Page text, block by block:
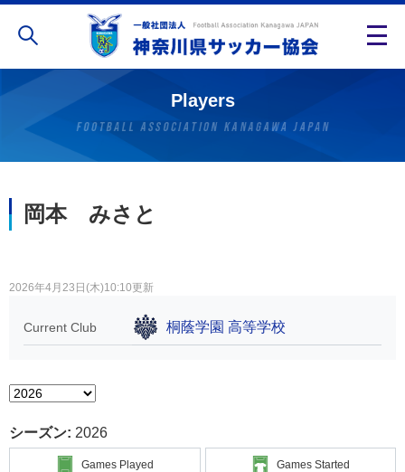
Players
岡本 みさと
2026年4月23日(木)10:10更新
Current Club 桐蔭学園 高等学校
シーズン: 2026
Games Played Games Started